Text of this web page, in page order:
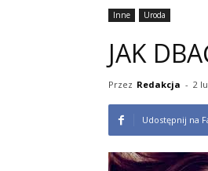
Inne Uroda
JAK
Przez Redakcja - 2
Udostępnij na